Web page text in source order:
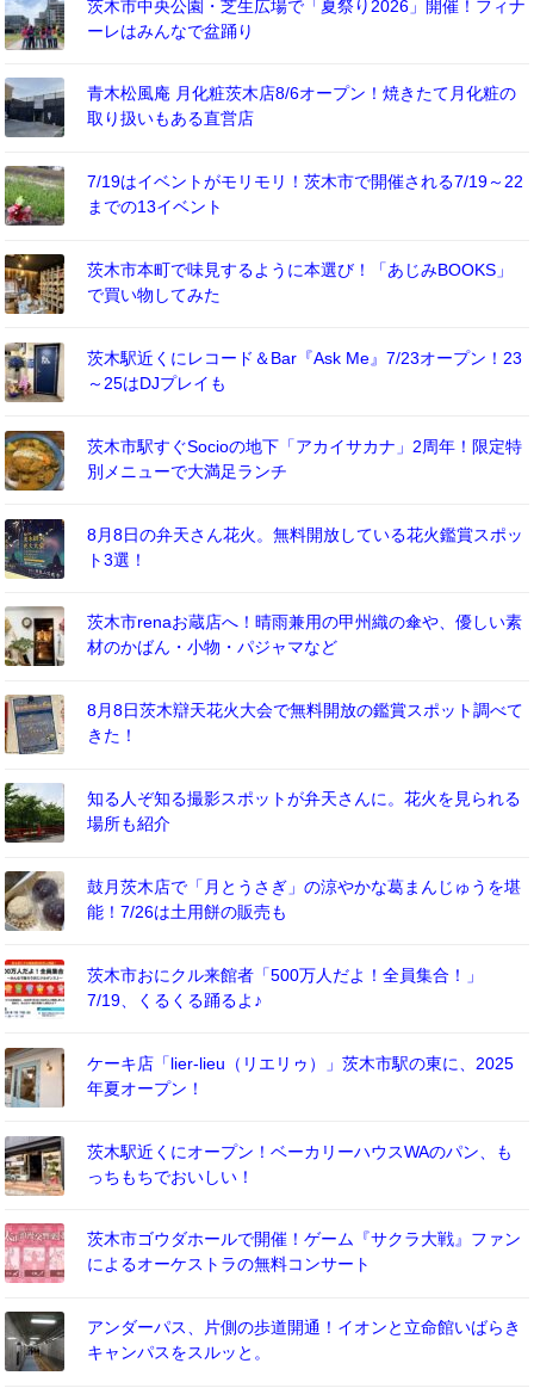
茨木市中央公園・芝生広場で「夏祭り2026」開催！フィナ
ーレはみんなで盆踊り
青木松風庵 月化粧茨木店8/6オープン！焼きたて月化粧の
取り扱いもある直営店
7/19はイベントがモリモリ！茨木市で開催される7/19～22
までの13イベント
茨木市本町で味見するように本選び！「あじみBOOKS」
で買い物してみた
茨木駅近くにレコード＆Bar『Ask Me』7/23オープン！23
～25はDJプレイも
茨木市駅すぐSocioの地下「アカイサカナ」2周年！限定特
別メニューで大満足ランチ
8月8日の弁天さん花火。無料開放している花火鑑賞スポッ
ト3選！
茨木市renaお蔵店へ！晴雨兼用の甲州織の傘や、優しい素
材のかばん・小物・パジャマなど
8月8日茨木辯天花火大会で無料開放の鑑賞スポット調べて
きた！
知る人ぞ知る撮影スポットが弁天さんに。花火を見られる
場所も紹介
鼓月茨木店で「月とうさぎ」の涼やかな葛まんじゅうを堪
能！7/26は土用餅の販売も
茨木市おにクル来館者「500万人だよ！全員集合！」
7/19、くるくる踊るよ♪
ケーキ店「lier-lieu（リエリゥ）」茨木市駅の東に、2025
年夏オープン！
茨木駅近くにオープン！ベーカリーハウスWAのパン、も
っちもちでおいしい！
茨木市ゴウダホールで開催！ゲーム『サクラ大戦』ファン
によるオーケストラの無料コンサート
アンダーパス、片側の歩道開通！イオンと立命館いばらき
キャンパスをスルッと。